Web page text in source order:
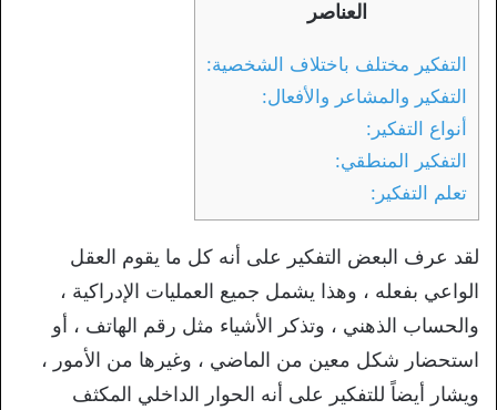
العناصر
التفكير مختلف باختلاف الشخصية:
التفكير والمشاعر والأفعال:
أنواع التفكير:
التفكير المنطقي:
تعلم التفكير:
لقد عرف البعض التفكير على أنه كل ما يقوم العقل
الواعي بفعله ، وهذا يشمل جميع العمليات الإدراكية ،
والحساب الذهني ، وتذكر الأشياء مثل رقم الهاتف ، أو
استحضار شكل معين من الماضي ، وغيرها من الأمور ،
ويشار أيضاً للتفكير على أنه الحوار الداخلي المكثف